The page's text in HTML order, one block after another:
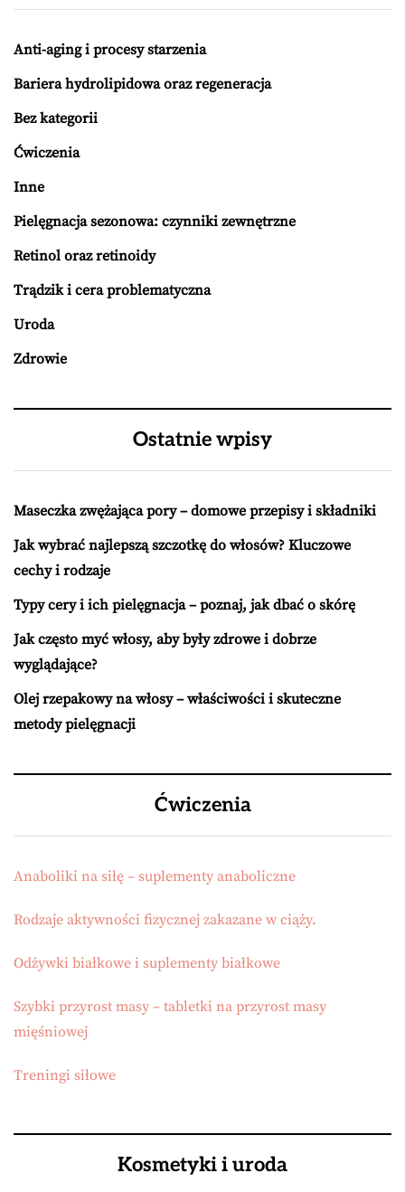
Anti-aging i procesy starzenia
Bariera hydrolipidowa oraz regeneracja
Bez kategorii
Ćwiczenia
Inne
Pielęgnacja sezonowa: czynniki zewnętrzne
Retinol oraz retinoidy
Trądzik i cera problematyczna
Uroda
Zdrowie
Ostatnie wpisy
Maseczka zwężająca pory – domowe przepisy i składniki
Jak wybrać najlepszą szczotkę do włosów? Kluczowe
cechy i rodzaje
Typy cery i ich pielęgnacja – poznaj, jak dbać o skórę
Jak często myć włosy, aby były zdrowe i dobrze
wyglądające?
Olej rzepakowy na włosy – właściwości i skuteczne
metody pielęgnacji
Ćwiczenia
Anaboliki na siłę – suplementy anaboliczne
Rodzaje aktywności fizycznej zakazane w ciąży.
Odżywki białkowe i suplementy białkowe
Szybki przyrost masy – tabletki na przyrost masy
mięśniowej
Treningi siłowe
Kosmetyki i uroda